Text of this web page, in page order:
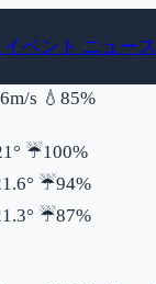
イベント ニュース
速 s 💧 湿度
85%
☔降水確率
100%
☔降水確率
94%
☔降水確率
87%